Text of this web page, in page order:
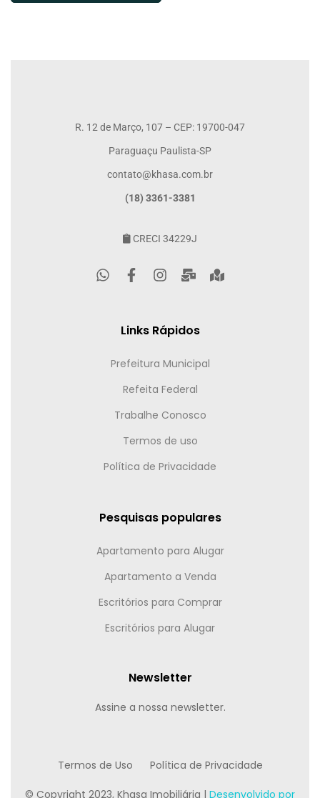
R. 12 de Março, 107 – CEP: 19700-047
Paraguaçu Paulista-SP
contato@khasa.com.br
(18) 3361-3381
CRECI 34229J
Links Rápidos
Prefeitura Municipal
Refeita Federal
Trabalhe Conosco
Termos de uso
Política de Privacidade
Pesquisas populares
Apartamento para Alugar
Apartamento a Venda
Escritórios para Comprar
Escritórios para Alugar
Newsletter
Assine a nossa newsletter.
Termos de Uso Política de Privacidade
© Copyright 2023, Khasa Imobiliária | Desenvolvido por